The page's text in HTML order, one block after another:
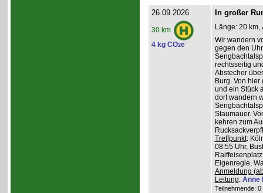
26.09.2026
30 km
4 kg CO2e
In großer
Länge: 20 km,
Wir wandern
gegen den
rechtsseitig
Abstecher
Burg. Von
und ein Stück
dort wandern
Staumauer.
kehren zum
Treffpunkt:
08:55 Uhr,
Eigenregie,
Anmeldung
Leitung: Anne
Teilnehmende: